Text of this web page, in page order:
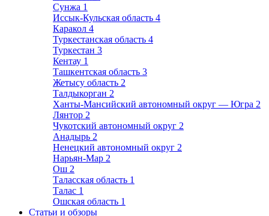
Сунжа 1
Иссык-Кульская область 4
Каракол 4
Туркестанская область 4
Туркестан 3
Кентау 1
Ташкентская область 3
Жетысу область 2
Талдыкорган 2
Ханты-Мансийский автономный округ — Югра 2
Лянтор 2
Чукотский автономный округ 2
Анадырь 2
Ненецкий автономный округ 2
Нарьян-Мар 2
Ош 2
Таласская область 1
Талас 1
Ошская область 1
Статьи и обзоры